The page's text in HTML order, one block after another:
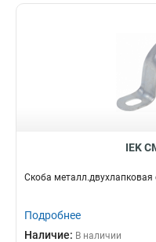
IEK
Скоба
Подробнее
Наличие: В наличии